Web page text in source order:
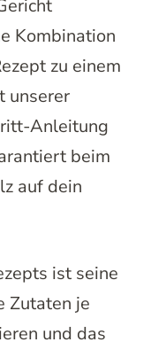
Kombination
zu einem
unserer
Anleitung
beim
auf dein
ist seine
Zutaten je
und das